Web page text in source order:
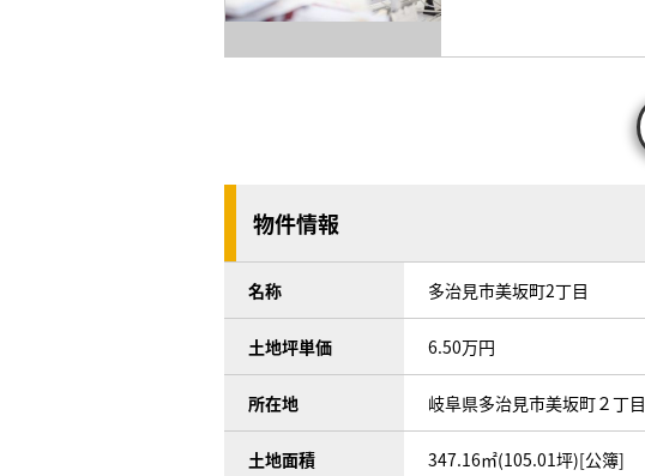
物件情報
名称 多治見市美坂町2丁目
土地坪単価 6.50万円
所在地 岐阜県多治見市美坂町２丁目
土地面積 347.16㎡(105.01坪)[公簿]